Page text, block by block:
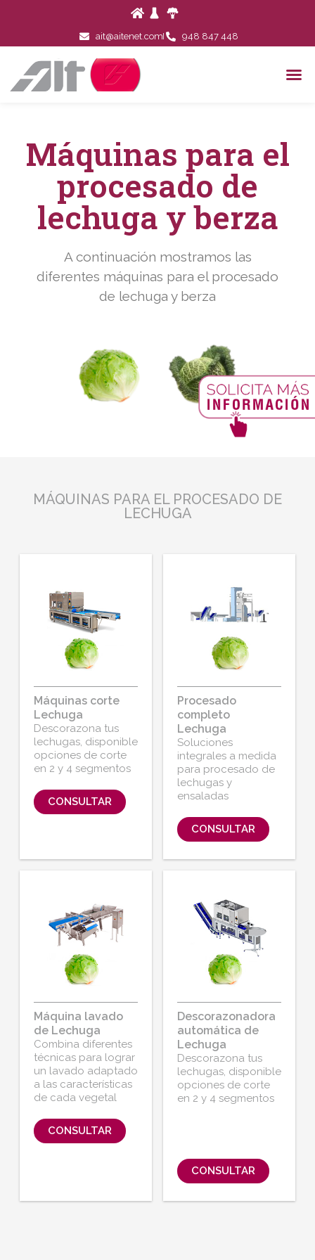
ait@aitenet.com 948 847 448
Máquinas para el
procesado de
lechuga y berza
A continuación mostramos las
diferentes máquinas para el procesado
de lechuga y berza
MÁQUINAS PARA EL PROCESADO DE
LECHUGA
Máquinas corte
Lechuga
Descorazona tus
lechugas, disponible
opciones de corte
en 2 y 4 segmentos
CONSULTAR
Procesado
completo
Lechuga
Soluciones
integrales a medida
para procesado de
lechugas y
ensaladas
CONSULTAR
Máquina lavado
de Lechuga
Combina diferentes
técnicas para lograr
un lavado adaptado
a las características
de cada vegetal
CONSULTAR
Descorazonadora
automática de
Lechuga
Descorazona tus
lechugas, disponible
opciones de corte
en 2 y 4 segmentos
CONSULTAR